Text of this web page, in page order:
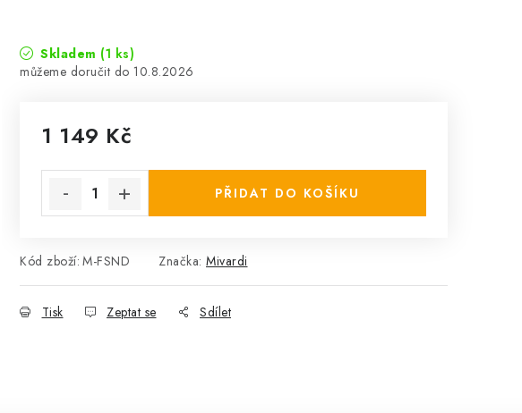
Skladem (1 ks)
10.8.2026
1 149 Kč
PŘIDAT DO KOŠÍKU
Kód zboží: M-FSND Značka: Mivardi
Tisk Zeptat se Sdílet